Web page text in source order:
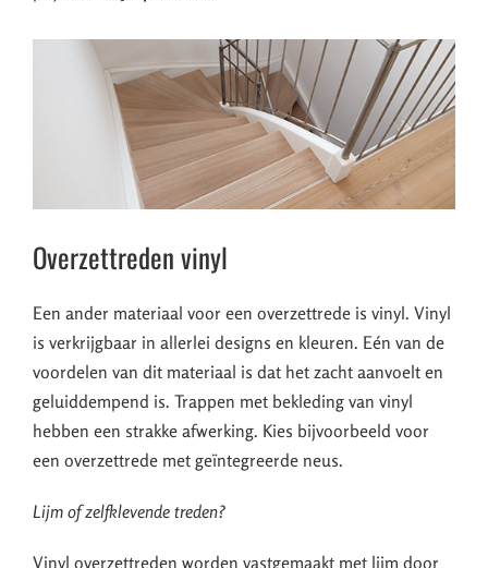
Overzettreden vinyl
Een ander materiaal voor een overzettrede is vinyl. Vinyl
is verkrijgbaar in allerlei designs en kleuren. Eén van de
voordelen van dit materiaal is dat het zacht aanvoelt en
geluiddempend is. Trappen met bekleding van vinyl
hebben een strakke afwerking. Kies bijvoorbeeld voor
een overzettrede met geïntegreerde neus.
Lijm of zelfklevende treden?
Vinyl overzettreden worden vastgemaakt met lijm door